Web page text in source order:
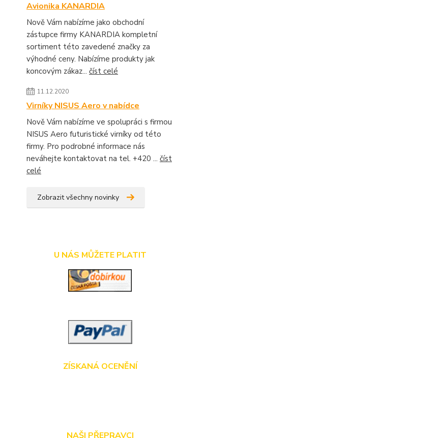
Avionika KANARDIA
Nově Vám nabízíme jako obchodní
zástupce firmy KANARDIA kompletní
sortiment této zavedené značky za
výhodné ceny. Nabízíme produkty jak
koncovým zákaz... číst celé
11.12.2020
Virníky NISUS Aero v nabídce
Nově Vám nabízíme ve spolupráci s firmou
NISUS Aero futuristické virníky od této
firmy. Pro podrobné informace nás
neváhejte kontaktovat na tel. +420 ... číst
celé
Zobrazit všechny novinky
U NÁS MŮŽETE PLATIT
ZÍSKANÁ OCENĚNÍ
NAŠI PŘEPRAVCI